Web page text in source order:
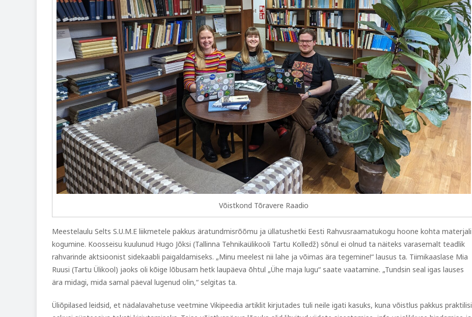
Võistkond Tõravere Raadio
Meestelaulu Selts S.U.M.E liikmetele pakkus äratundmisrõõmu ja üllatushetki Eesti Rahvusraamatukogu hoone kohta materjali
kogumine. Koosseisu kuulunud Hugo Jõksi (Tallinna Tehnikaülikooli Tartu Kolledž) sõnul ei olnud ta näiteks varasemalt teadlik
rahvarinde aktsioonist sidekaabli paigaldamiseks. „Minu meelest nii lahe ja võimas ära tegemine!“ lausus ta. Tiimikaaslase Mia
Ruusi (Tartu Ülikool) jaoks oli kõige lõbusam hetk laupäeva õhtul „Ühe maja lugu“ saate vaatamine. „Tundsin seal igas lauses
ära midagi, mida samal päeval lugenud olin,“ selgitas ta.
Üliõpilased leidsid, et nädalavahetuse veetmine Vikipeedia artiklit kirjutades tuli neile igati kasuks, kuna võistlus pakkus praktilisi